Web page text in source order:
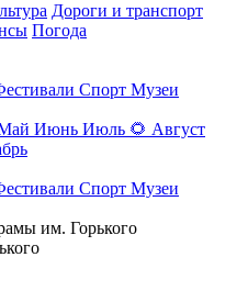
Дороги и транспорт
Погода
Спорт Музеи
Июнь Июль 🌻 Август
Спорт Музеи
им. Горького